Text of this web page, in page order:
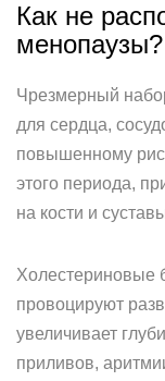
Как не
менопаузы?
Чрезмерный
для сердца,
повышенному
этого периода,
на кости и
Холестериновые
провоцируют
увеличивает
приливов,